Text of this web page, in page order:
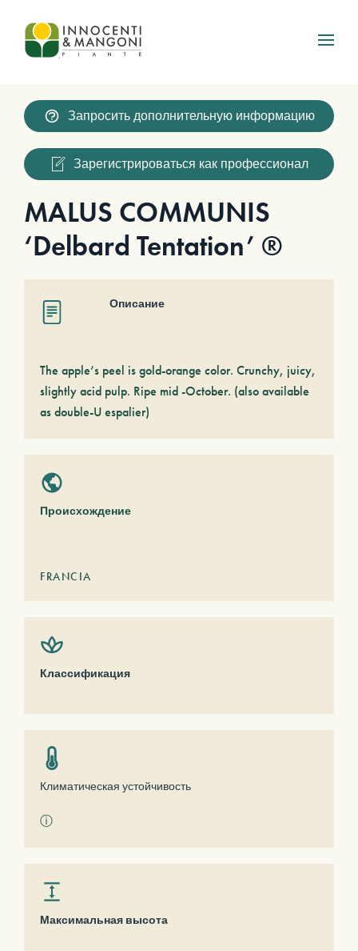
Skip to main content
Запросить дополнительную информацию
Зарегистрироваться как профессионал
MALUS COMMUNIS
‘Delbard Tentation’ ®
Описание
The apple’s peel is gold-orange color. Crunchy, juicy,
slightly acid pulp. Ripe mid -October. (also available
as double-U espalier)
Происхождение
FRANCIA
Классификация
Климатическая устойчивость
ⓘ
Максимальная высота